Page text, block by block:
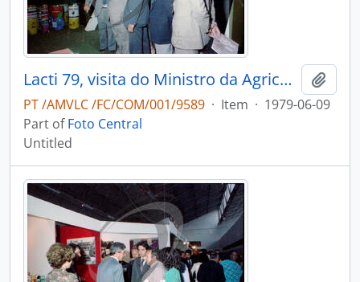
Lacti 79, visita do Ministro da Agricultura e Pescas e do Governador Civil de Aveiro
PT /AMVLC /FC/COM/001/9589 · Item · 1979-06-09
Part ofFoto Central
Untitled